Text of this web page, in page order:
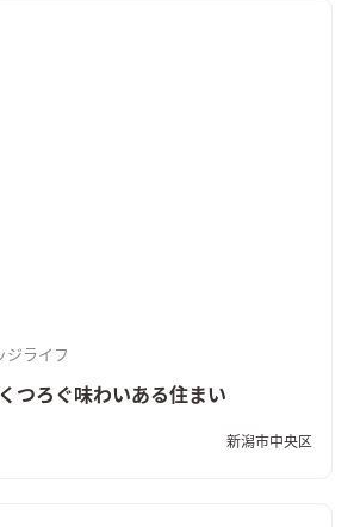
ジライフ
つろぐ味わいある住まい
新潟市中央区